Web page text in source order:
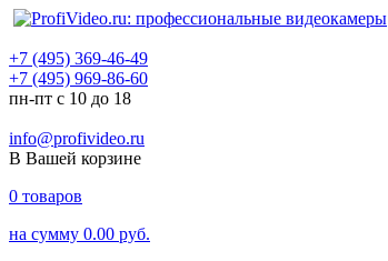
+7 (495) 369-46-49
+7 (495) 969-86-60
пн-пт с 10 до 18
info@profivideo.ru
В Вашей корзине
0 товаров
на сумму 0.00 руб.